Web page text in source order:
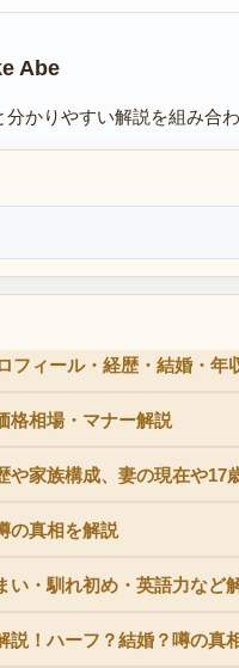
Abe
分かりやすい解説を組み合
フィール・経歴・結婚・
格相場・マナー解説
や家族構成、妻の現在や
の真相を解説
い・馴れ初め・英語力など
説！ハーフ？結婚？噂の真